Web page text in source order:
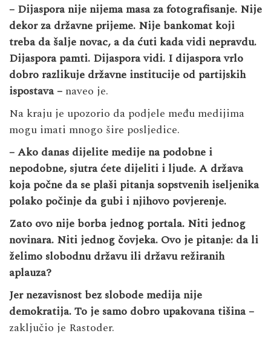
– Dijaspora nije nijema masa za fotografisanje. Nije
dekor za državne prijeme. Nije bankomat koji
treba da šalje novac, a da ćuti kada vidi nepravdu.
Dijaspora pamti. Dijaspora vidi. I dijaspora vrlo
dobro razlikuje državne institucije od partijskih
ispostava – naveo je.
Na kraju je upozorio da podjele među medijima
mogu imati mnogo šire posljedice.
– Ako danas dijelite medije na podobne i
nepodobne, sjutra ćete dijeliti i ljude. A država
koja počne da se plaši pitanja sopstvenih iseljenika
polako počinje da gubi i njihovo povjerenje.
Zato ovo nije borba jednog portala. Niti jednog
novinara. Niti jednog čovjeka. Ovo je pitanje: da li
želimo slobodnu državu ili državu režiranih
aplauza?
Jer nezavisnost bez slobode medija nije
demokratija. To je samo dobro upakovana tišina –
zaključio je Rastoder.